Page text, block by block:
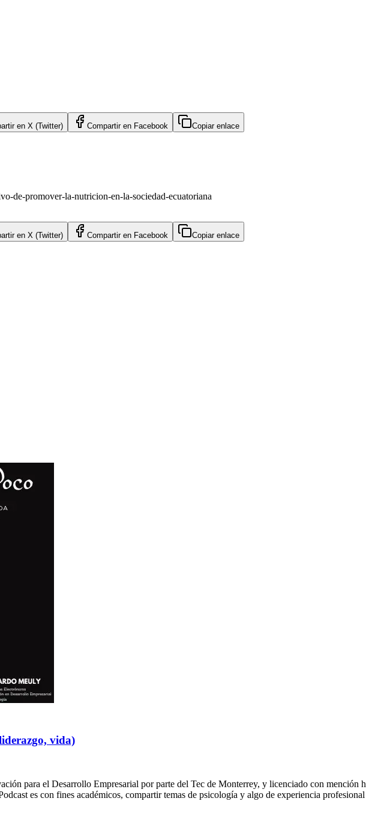
en X (Twitter) Compartir en Facebook Copiar enlace
de-promover-la-nutricion-en-la-sociedad-ecuatoriana
en X (Twitter) Compartir en Facebook Copiar enlace
vida)
para el Desarrollo Empresarial por parte del Tec de Monterrey, y licenciado con
es con fines académicos, compartir temas de psicología y algo de experiencia profesional